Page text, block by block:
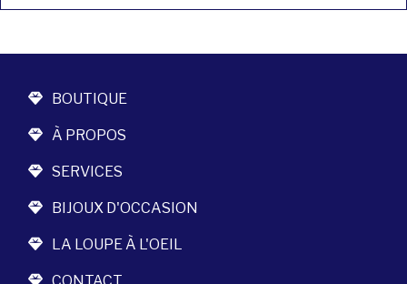
BOUTIQUE
À PROPOS
SERVICES
BIJOUX D'OCCASION
LA LOUPE À L'OEIL
CONTACT